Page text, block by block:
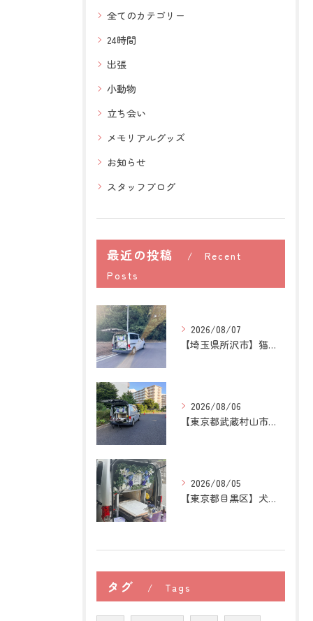
全てのカテゴリー
24時間
出張
小動物
立ち会い
メモリアルグッズ
お知らせ
スタッフブログ
最近の投稿
Recent
Posts
2026/08/07
【埼玉県所沢市】猫の訪問ペット火葬｜お気に入りの場所に姿がな...
2026/08/06
【東京都武蔵村山市】犬の訪問ペット火葬｜愛犬との最後の時間を...
2026/08/05
【東京都目黒区】犬の訪問ペット火葬｜住み慣れた場所で心穏やか...
タグ Tags